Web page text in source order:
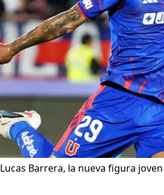
Lucas Barrera, la nueva figura